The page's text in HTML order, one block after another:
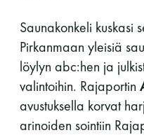
Saunakonkeli kuskasi
Pirkanmaan yleisiä
löylyn abc:hen ja
valintoihin. Rajaportin
avustuksella korvat
arinoiden sointiin